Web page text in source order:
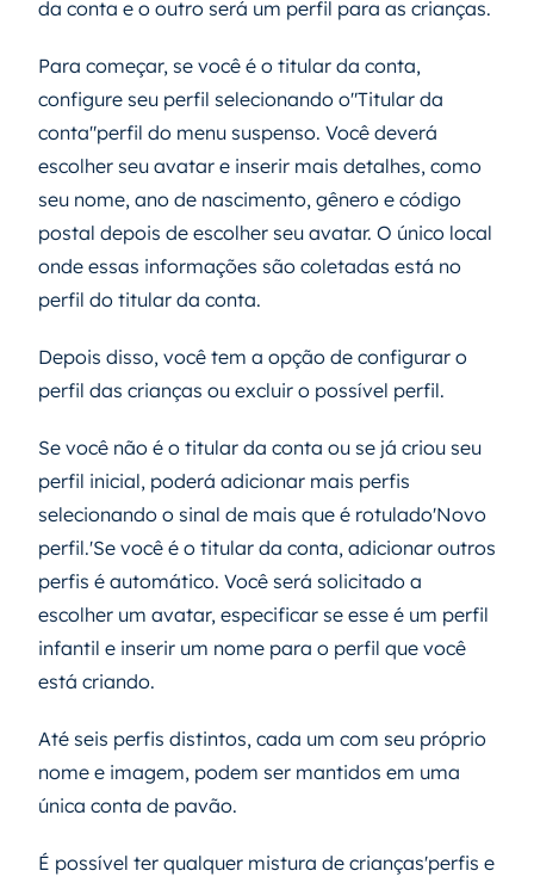
da conta e o outro será um perfil para as crianças.
Para começar, se você é o titular da conta,
configure seu perfil selecionando o"Titular da
conta"perfil do menu suspenso. Você deverá
escolher seu avatar e inserir mais detalhes, como
seu nome, ano de nascimento, gênero e código
postal depois de escolher seu avatar. O único local
onde essas informações são coletadas está no
perfil do titular da conta.
Depois disso, você tem a opção de configurar o
perfil das crianças ou excluir o possível perfil.
Se você não é o titular da conta ou se já criou seu
perfil inicial, poderá adicionar mais perfis
selecionando o sinal de mais que é rotulado'Novo
perfil.'Se você é o titular da conta, adicionar outros
perfis é automático. Você será solicitado a
escolher um avatar, especificar se esse é um perfil
infantil e inserir um nome para o perfil que você
está criando.
Até seis perfis distintos, cada um com seu próprio
nome e imagem, podem ser mantidos em uma
única conta de pavão.
É possível ter qualquer mistura de crianças'perfis e